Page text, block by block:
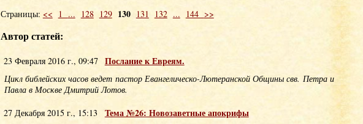
Страницы: << 1 ... 128 129 130 131 132 ... 144 >>
Автор статей:
23 Февраля 2016 г., 09:47 Послание к Евреям.
Цикл библейских часов ведет пастор Евангелическо-Лютеранской Общины свв. Петра и
Павла в Москве Дмитрий Лотов.
27 Декабря 2015 г., 15:13
Тема №26: Новозаветные апокрифы